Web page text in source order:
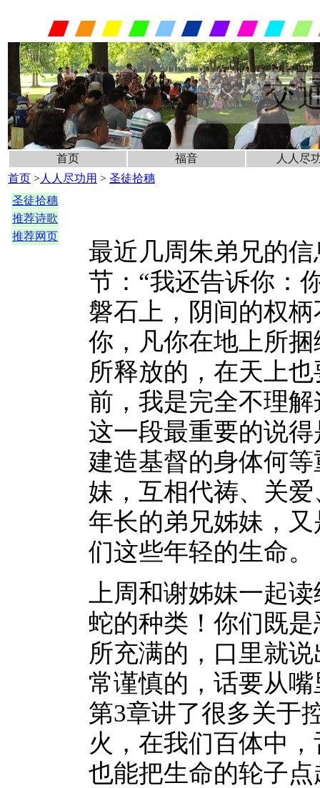
交
首页 福音
人人尽
首页 >人人尽功用 > 圣徒拾穗
圣徒拾穗
推荐诗歌
推荐网页
最近几周朱弟兄的
节：“我还告诉你：
磐石上，阴间的权
你，凡你在地上所
所释放的，在天上
前，我是完全不理
这一段最重要的说
建造基督的身体何
妹，互相代祷、关
年长的弟兄姊妹，
们这些年轻的生命。
上周和谢姊妹一起
蛇的种类！你们既
所充满的，口里就
常谨慎的，话要从
第3章讲了很多关于
火，在我们百体中
也能把生命的轮子